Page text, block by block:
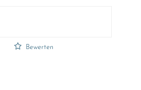
Bewerten